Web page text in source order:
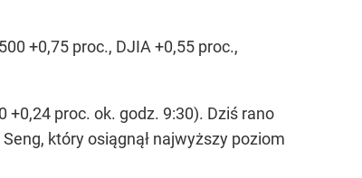
+0,75 proc., DJIA +0,55 proc.,
proc. ok. godz. 9:30). Dziś rano
który osiągnął najwyższy poziom